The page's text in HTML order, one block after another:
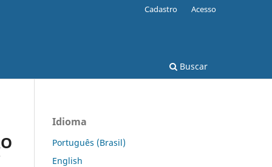
Buscar
Cadastro Acesso
Idioma
Português (Brasil)
English